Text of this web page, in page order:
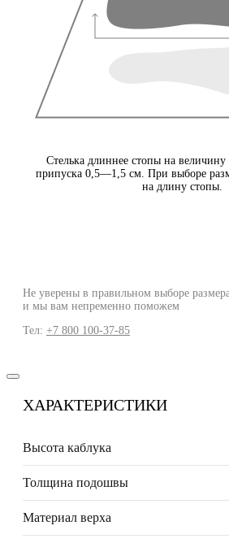
Стелька длиннее стопы на
припуска 0,5—1,5 см. При выборе
на длину стопы.
Не уверены в правильном выборе
и мы вам непременно поможем
Тел: +7 800 100-37-85
ХАРАКТЕРИСТИКИ
Высота каблука
Толщина подошвы
Материал верха